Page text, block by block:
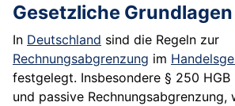
Gesetzliche Grundlagen
In Deutschland sind die Regeln zur
Rechnungsabgrenzung im
festgelegt. Insbesondere § 250
und passive Rechnungsabgrenzung,